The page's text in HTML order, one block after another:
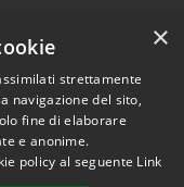
Mappa del sito
×
strettamente
navigazione del sito,
fine di elaborare
e anonime.
policy al seguente Link